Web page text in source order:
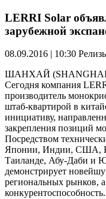
LERRI Solar
зарубежной
08.09.2016 | 10:30
ШАНХАЙ (SHANGHAI),
Сегодня компания
производитель
штаб-квартирой в
инициативу,
закрепления позиций
Посредством
Японии, Индии, США,
Таиланде, Абу-Даби и
демонстрирует
региональных рынков,
конкурентоспособность.